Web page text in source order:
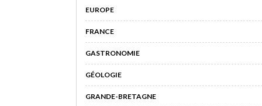
EUROPE
FRANCE
GASTRONOMIE
GÉOLOGIE
GRANDE-BRETAGNE